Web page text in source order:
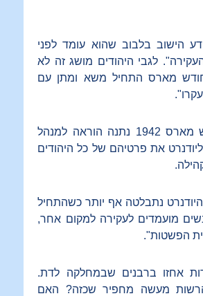
פברואר 1942 ידע הישוב בלבוב שהוא עומד לפני
לגבי היהודים מושג זה לא
מארס התחיל משא ומתן עם
בימים הראשונים לחודש מארס 1942 נתנה הוראה למנהל
את פרטיהם של כל היהודים
נתבלטה אף יותר כשהתחיל
מועמדים לעקירה למקום אחר,
הפשטות".
אחזו ברבנים שבמחלקה לדת.
מעשה מחפיר שכזה? האם